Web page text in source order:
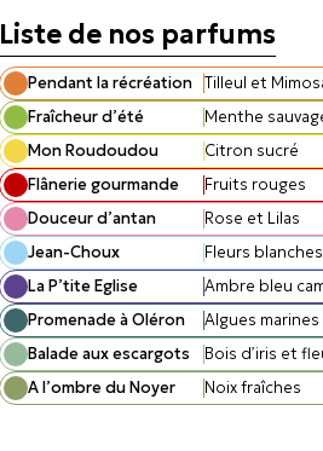
Liste de nos parfums
Pendant la récréation
Tilleul et
Fraîcheur d’été
Menthe
Mon Roudoudou
Citron sucré
Flânerie gourmande
Fruits rouges
Douceur d’antan
Rose et Lilas
Jean-Choux
Fleurs
La P’tite Eglise
Ambre bleu
Promenade à Oléron
Algues marines
Balade aux escargots
Bois d’iris et
A l’ombre du Noyer
Noix fraîches